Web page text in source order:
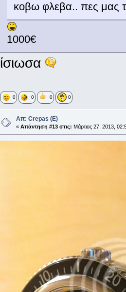
κοβω φλεβα.. πες μας
1000€
ίσιωσα
0 0 0 0
Απ: Crepas (E)
« Απάντηση #13 στις: Μάρτιος 27, 2013,